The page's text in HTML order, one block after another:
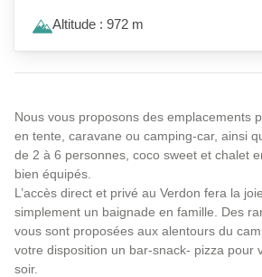
Nous vous proposons des emplacements
en tente, caravane ou camping-car, ainsi
de 2 à 6 personnes, coco sweet et chalet
bien équipés.
L’accès direct et privé au Verdon fera la
simplement un baignade en famille. Des
vous sont proposées aux alentours du
votre disposition un bar-snack- pizza pour
soir.
Altitude : 972 m